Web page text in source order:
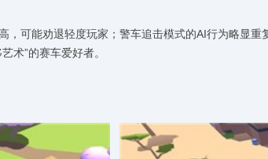
可能劝退轻度玩家；警车追击模式的AI行为略显重
术”的赛车爱好者。